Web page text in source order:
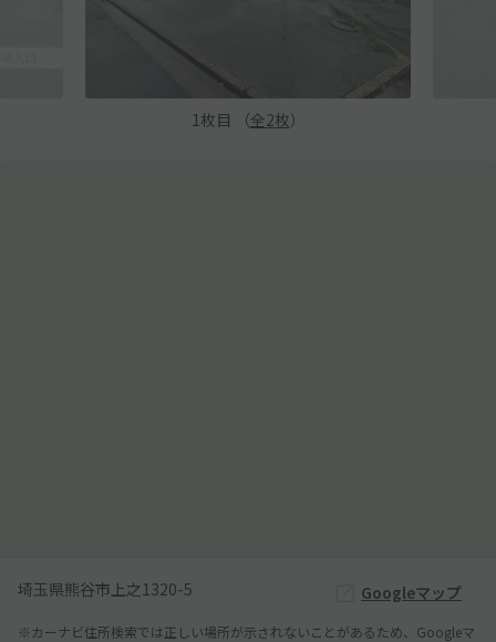
1 枚目 （全2枚）
埼玉県熊谷市上之1320-5 Googleマップ
※カーナビ住所検索では正しい場所が示されないことがあるため、Googleマ